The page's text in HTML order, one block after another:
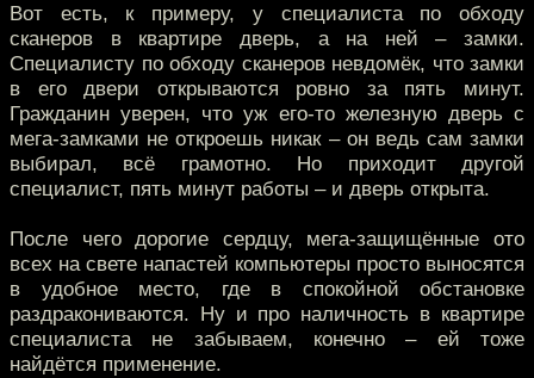
Вот есть, к примеру, у специалиста по обходу
сканеров в квартире дверь, а на ней – замки.
Специалисту по обходу сканеров невдомёк, что замки
в его двери открываются ровно за пять минут.
Гражданин уверен, что уж его-то железную дверь с
мега-замками не откроешь никак – он ведь сам замки
выбирал, всё грамотно. Но приходит другой
специалист, пять минут работы – и дверь открыта.
После чего дорогие сердцу, мега-защищённые ото
всех на свете напастей компьютеры просто выносятся
в удобное место, где в спокойной обстановке
раздракониваются. Ну и про наличность в квартире
специалиста не забываем, конечно – ей тоже
найдётся применение.